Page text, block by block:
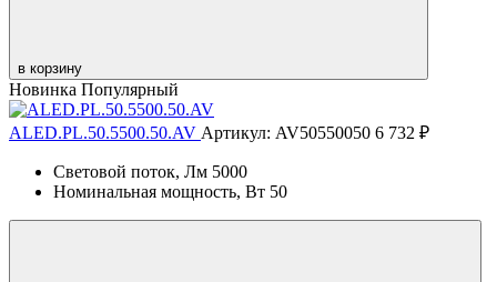
в корзину
Новинка Популярный
ALED.PL.50.5500.50.AV Артикул: AV50550050 6 732 ₽
Световой поток, Лм 5000
Номинальная мощность, Вт 50